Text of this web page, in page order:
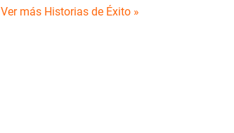
Ver más Historias de Éxito »